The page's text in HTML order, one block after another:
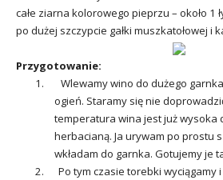
całe ziarna kolorowego pieprzu – około 1
po dużej szczypcie gałki muszkatołowej i
Przygotowanie:
1. Wlewamy wino do dużego
ogień. Staramy się nie
temperatura wina jest już wysoka
herbacianą. Ja urywam po prostu
wkładam do garnka. Gotujemy je
2. Po tym czasie torebki wyciągamy